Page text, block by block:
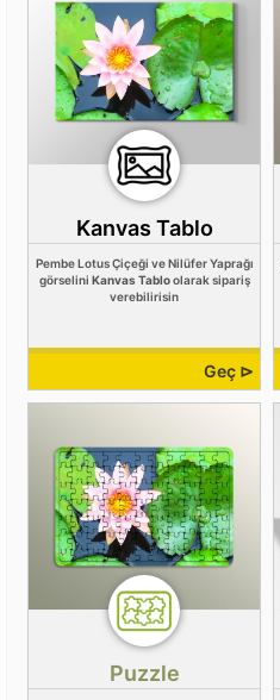
Kanvas Tablo
Pembe Lotus Çiçeği ve Nilüfer Yaprağı
görselini Kanvas Tabloolarak sipariş
verebilirisin
Geç ⊳
Puzzle